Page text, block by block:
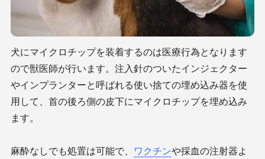
犬にマイクロチップを装着するのは医療行為となります
ので獣医師が行います。注入針のついたインジェクター
やインプランターと呼ばれる使い捨ての埋め込み器を使
用して、首の後ろ側の皮下にマイクロチップを埋め込み
ます。
麻酔なしでも処置は可能で、 ワクチンや採血の注射器よ